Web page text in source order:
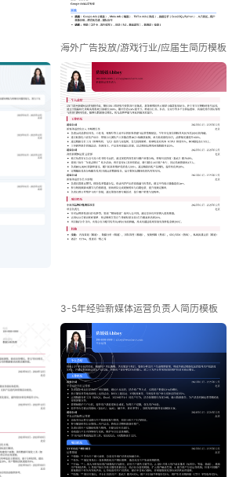
海外广告投放/游戏行业/应届生简历模板
3-5年经验新媒体运营负责人简历模板